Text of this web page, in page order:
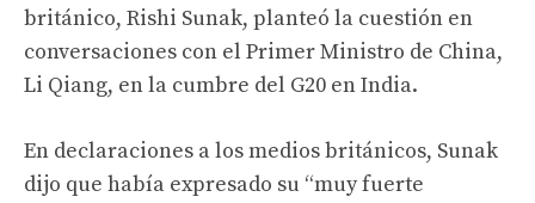
británico, Rishi Sunak, planteó la cuestión en
conversaciones con el Primer Ministro de China,
Li Qiang, en la cumbre del G20 en India.
En declaraciones a los medios británicos, Sunak
dijo que había expresado su “muy fuerte